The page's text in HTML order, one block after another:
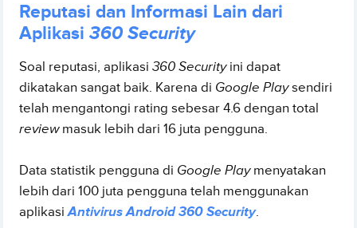
Reputasi dan Informasi Lain dari
Aplikasi360 Security
Soal reputasi, aplikasi360 Securityini dapat
dikatakan sangat baik. Karena di Google Playsendiri
telah mengantongi rating sebesar 4.6 dengan total
reviewmasuk lebih dari 16 juta pengguna.
Data statistik pengguna di Google Playmenyatakan
lebih dari 100 juta pengguna telah menggunakan
aplikasiAntivirus Android 360 Security.